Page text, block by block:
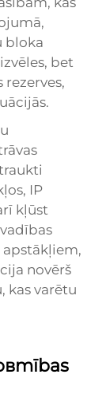
bloka
bet
IP
kļūst
apstākļiem,
novērš
kas varētu